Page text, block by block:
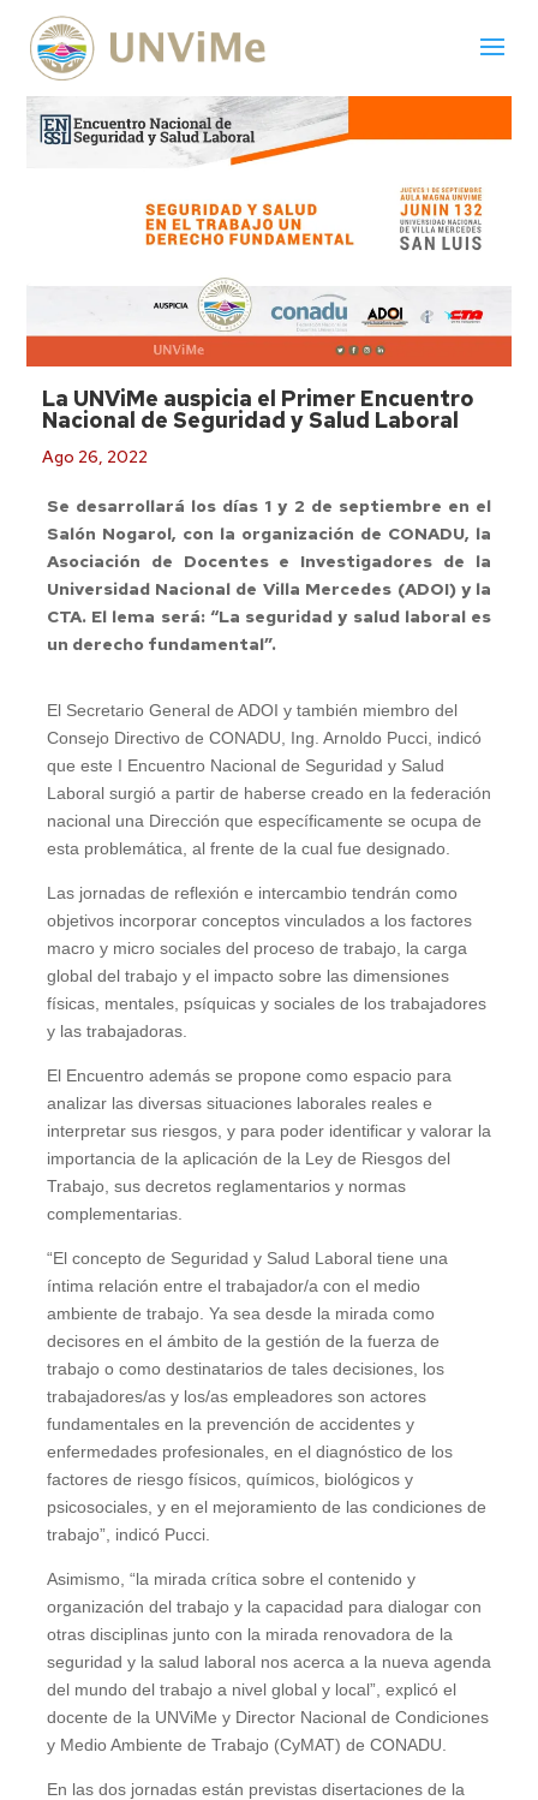
La UNViMe auspicia el Primer Encuentro
Nacional de Seguridad y Salud Laboral
Ago 26, 2022
Se desarrollará los días 1 y 2 de septiembre en el
Salón Nogarol, con la organización de CONADU, la
Asociación de Docentes e Investigadores de la
Universidad Nacional de Villa Mercedes (ADOI) y la
CTA. El lema será: “La seguridad y salud laboral es
un derecho fundamental”.
El Secretario General de ADOI y también miembro del
Consejo Directivo de CONADU, Ing. Arnoldo Pucci, indicó
que este I Encuentro Nacional de Seguridad y Salud
Laboral surgió a partir de haberse creado en la federación
nacional una Dirección que específicamente se ocupa de
esta problemática, al frente de la cual fue designado.
Las jornadas de reflexión e intercambio tendrán como
objetivos incorporar conceptos vinculados a los factores
macro y micro sociales del proceso de trabajo, la carga
global del trabajo y el impacto sobre las dimensiones
físicas, mentales, psíquicas y sociales de los trabajadores
y las trabajadoras.
El Encuentro además se propone como espacio para
analizar las diversas situaciones laborales reales e
interpretar sus riesgos, y para poder identificar y valorar la
importancia de la aplicación de la Ley de Riesgos del
Trabajo, sus decretos reglamentarios y normas
complementarias.
“El concepto de Seguridad y Salud Laboral tiene una
íntima relación entre el trabajador/a con el medio
ambiente de trabajo. Ya sea desde la mirada como
decisores en el ámbito de la gestión de la fuerza de
trabajo o como destinatarios de tales decisiones, los
trabajadores/as y los/as empleadores son actores
fundamentales en la prevención de accidentes y
enfermedades profesionales, en el diagnóstico de los
factores de riesgo físicos, químicos, biológicos y
psicosociales, y en el mejoramiento de las condiciones de
trabajo”, indicó Pucci.
Asimismo, “la mirada crítica sobre el contenido y
organización del trabajo y la capacidad para dialogar con
otras disciplinas junto con la mirada renovadora de la
seguridad y la salud laboral nos acerca a la nueva agenda
del mundo del trabajo a nivel global y local”, explicó el
docente de la UNViMe y Director Nacional de Condiciones
y Medio Ambiente de Trabajo (CyMAT) de CONADU.
En las dos jornadas están previstas disertaciones de la